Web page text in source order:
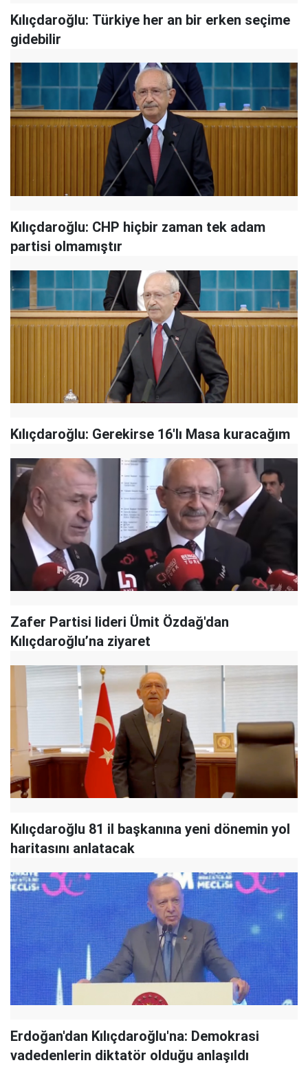
Kılıçdaroğlu: Türkiye her an bir erken seçime
gidebilir
Kılıçdaroğlu: CHP hiçbir zaman tek adam
partisi olmamıştır
Kılıçdaroğlu: Gerekirse 16'lı Masa kuracağım
Zafer Partisi lideri Ümit Özdağ'dan
Kılıçdaroğlu’na ziyaret
Kılıçdaroğlu 81 il başkanına yeni dönemin yol
haritasını anlatacak
Erdoğan'dan Kılıçdaroğlu'na: Demokrasi
vadedenlerin diktatör olduğu anlaşıldı